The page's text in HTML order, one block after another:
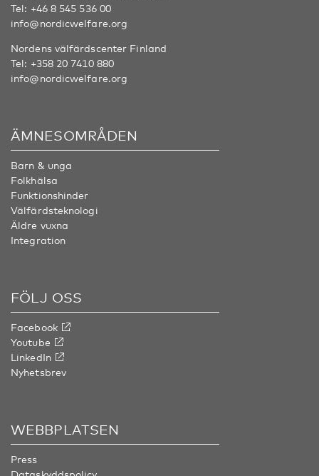
Tel: +46 8 545 536 00
info@nordicwelfare.org
Nordens välfärdscenter Finland
Tel: +358 20 7410 880
info@nordicwelfare.org
ÄMNESOMRÅDEN
Barn & unga
Folkhälsa
Funktionshinder
Välfärdsteknologi
Äldre vuxna
Integration
FÖLJ OSS
Facebook
Youtube
LinkedIn
Nyhetsbrev
WEBBPLATSEN
Press